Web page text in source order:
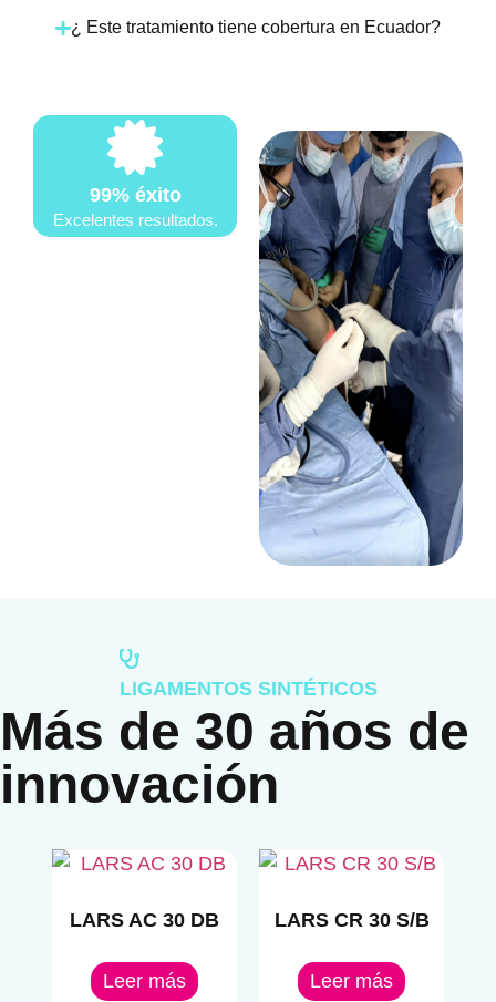
99% éxito
Excelentes resultados.
¿ Este tratamiento tiene cobertura en Ecuador?
LIGAMENTOS SINTÉTICOS
Más de 30 años de
innovación
LARS AC 30 DB
Leer más
LARS CR 30 S/B
Leer más